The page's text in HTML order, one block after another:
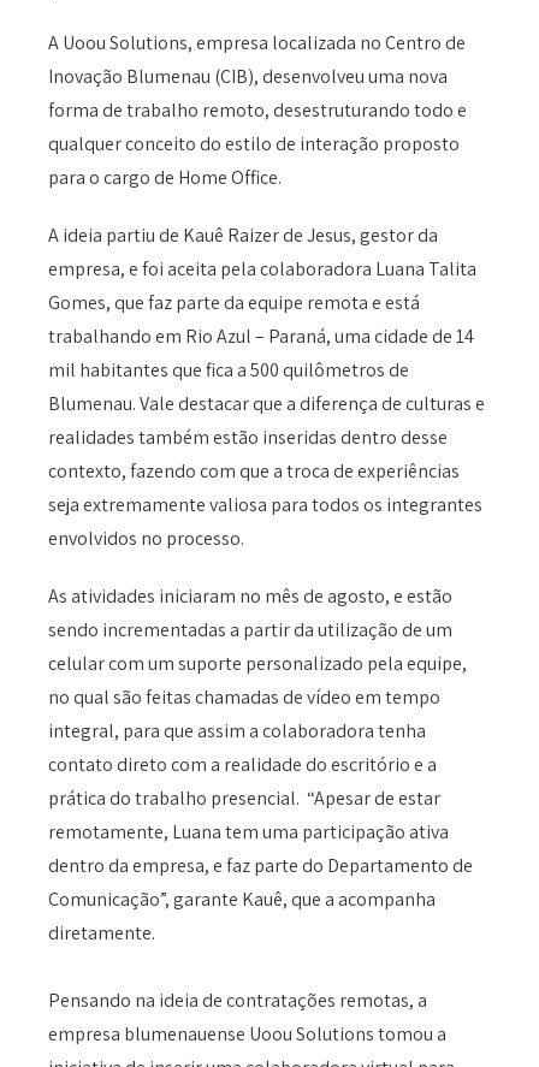
A Uoou Solutions, empresa localizada no Centro de
Inovação Blumenau (CIB), desenvolveu uma nova
forma de trabalho remoto, desestruturando todo e
qualquer conceito do estilo de interação proposto
para o cargo de Home Office.
A ideia partiu de Kauê Raizer de Jesus, gestor da
empresa, e foi aceita pela colaboradora Luana Talita
Gomes, que faz parte da equipe remota e está
trabalhando em Rio Azul – Paraná, uma cidade de 14
mil habitantes que fica a 500 quilômetros de
Blumenau. Vale destacar que a diferença de culturas e
realidades também estão inseridas dentro desse
contexto, fazendo com que a troca de experiências
seja extremamente valiosa para todos os integrantes
envolvidos no processo.
As atividades iniciaram no mês de agosto, e estão
sendo incrementadas a partir da utilização de um
celular com um suporte personalizado pela equipe,
no qual são feitas chamadas de vídeo em tempo
integral, para que assim a colaboradora tenha
contato direto com a realidade do escritório e a
prática do trabalho presencial. “Apesar de estar
remotamente, Luana tem uma participação ativa
dentro da empresa, e faz parte do Departamento de
Comunicação”, garante Kauê, que a acompanha
diretamente.
Pensando na ideia de contratações remotas, a
empresa blumenauense Uoou Solutions tomou a